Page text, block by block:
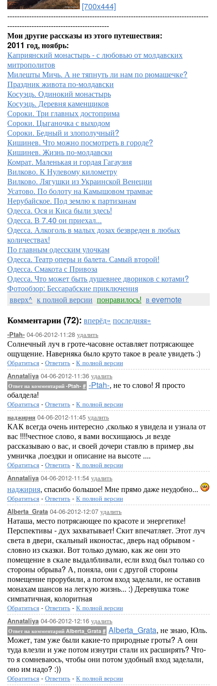
[700x444]
-----------------------------------------------------------------------------------
------------------------------------------
Мои другие рассказы из этого путешествия:
2011 год, ноябрь:
Каприянский монастырь - с любовью от молдавских
митрополитов
Милешты Мичь. А не тяпнуть ли нам по рюмашечке?
Праздник живота по-молдавски
Косуэць. Одинокий монастырь
Косуэць. Деревня каменщиков
Сороки. Три главных достоприма
Сороки. Цыганочка с выходом
Сороки. Бедный и злополучный?
Кишинев. Что можно посмотреть в городе?
Кишинев. Жизнь по-молдавски
Комрат. Маленькая и гордая Гагаузия
Вилково. К Нулевому километру
Вилково. Лягушки из Украинской Венеции
Усатово. По болоту на Камышовом трамвае
Нерубайское. Под землю к партизанам
Одесса. Ося и Киса были здесь!
Одесса. В 7.40 он приехал...
Одесса. Алкоголь в малых дозах безвреден в любых
количествах!
По главным одесским улочкам
Одесса. Театр оперы и балета. Самый второй!
Одесса. Смакота с Привоза
Одесса. Что может быть душевнее двориков с котами?
Фотообзор: Бессарабские приключения
вверх^ к полной версии понравилось! в evernote
Комментарии (72): вперёд» последняя»
-Ptah- 04-06-2012-11:28 удалить
Солнечный луч в гроте-часовне оставляет потрясающее
ощущение. Наверняка было круто такое в реале увидеть :)
Обратиться - Ответить - К полной версии
Annataliya 04-06-2012-11:36 удалить
Ответ на комментарий -Ptah- # -Ptah-, не то слово! Я просто
обалдела!
Обратиться - Ответить - К полной версии
наджирия 04-06-2012-11:45 удалить
КАК всегда очень интересно ,сколько я увидела и узнала от
вас !!!!честное слово, я вами восхищаюсь ,и везде
рассказываю о вас, и своей дочери ставлю в пример ,вы
умничка ,поездки и описание на высоте ....
Обратиться - Ответить - К полной версии
Annataliya 04-06-2012-11:54 удалить
наджирия, спасибо большое! Мне прямо даже неудобно...
Обратиться - Ответить - К полной версии
Alberta_Grata 04-06-2012-12:07 удалить
Наташа, место потрясающее по красоте и энергетике!
Перспективы - дух захватывает! Скит впечатляет. Этот луч
света в двери, скальный иконостас, дверь над обрывом -
словно из сказки. Вот только думаю, как же они это
помещение в скале выдалбливали, если вход был только со
стороны обрыва? А, поняла, они с другой стороны
помещение прорубили, а потом вход заделали, не оставив
монахам шансов на легкую жизнь... :) Деревушка тоже
симпатичная, колоритная
Обратиться - Ответить - К полной версии
Annataliya 04-06-2012-12:16 удалить
Ответ на комментарий Alberta_Grata # Alberta_Grata, не знаю, Юль.
Может, там уже были какие-то природные гроты? А они
туда влезли и уже потом изнутри стали их расширять? Что-
то я сомневаюсь, чтобы они потом удобный вход заделали,
оно им надо? :))
Обратиться - Ответить - К полной версии